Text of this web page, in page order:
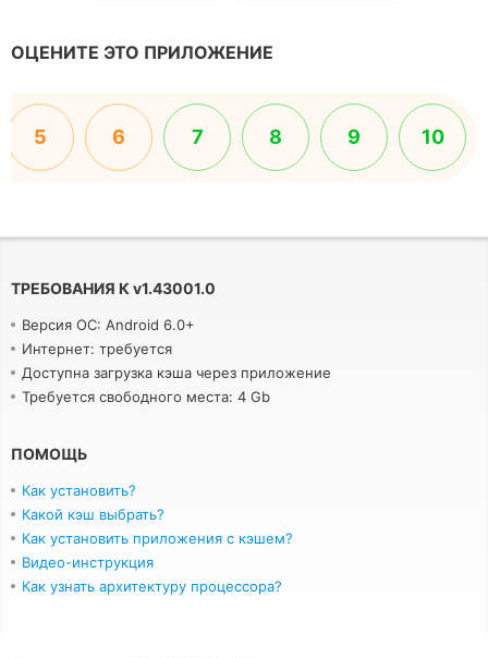
ОЦЕНИТЕ ЭТО ПРИЛОЖЕНИЕ
5 6 7 8 9 10
ТРЕБОВАНИЯ К v1.43001.0
Версия ОС: Android 6.0+
Интернет: требуется
Доступна загрузка кэша через приложение
Требуется свободного места: 4 Gb
ПОМОЩЬ
Как установить?
Какой кэш выбрать?
Как установить приложения с кэшем?
Видео-инструкция
Как узнать архитектуру процессора?